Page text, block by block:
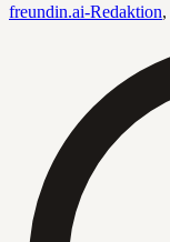
freundin.ai-Redaktion,